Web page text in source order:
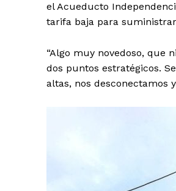
el Acueducto
tarifa baja para
“Algo muy novedoso, que
dos puntos estratégicos.
altas, nos desconectamos